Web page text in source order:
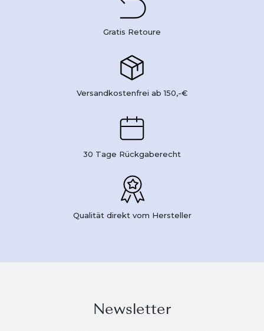
Gratis Retoure
Versandkostenfrei ab 150,-€
30 Tage Rückgaberecht
Qualität direkt vom Hersteller
Newsletter